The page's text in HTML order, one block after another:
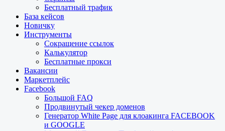
Бесплатный трафик
База кейсов
Новичку
Инструменты
Сокращение ссылок
Калькулятор
Бесплатные прокси
Вакансии
Маркетплейс
Facebook
Большой FAQ
Продвинутый чекер доменов
Генератор White Page для клоакинга FACEBOOK
и GOOGLE